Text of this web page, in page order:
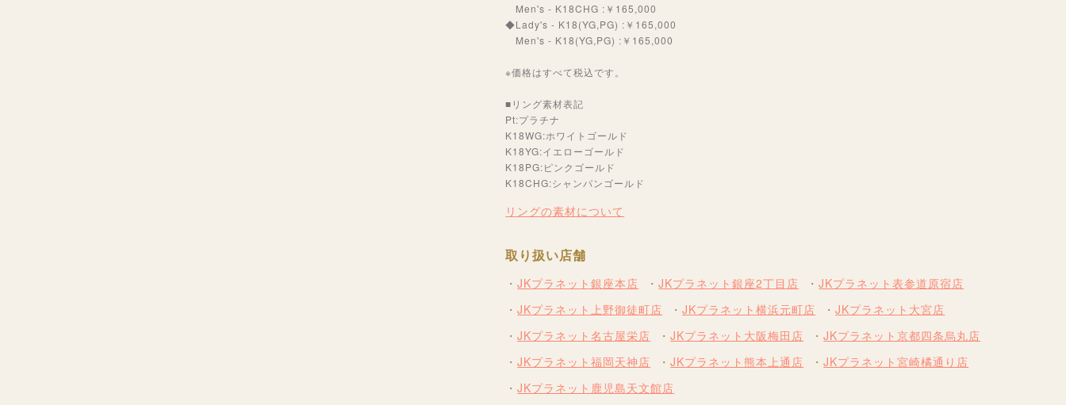
Men's - K18CHG :￥165,000
◆Lady's - K18(YG,PG) :￥165,000
Men's - K18(YG,PG) :￥165,000
※価格はすべて税込です。
■リング素材表記
Pt:プラチナ
K18WG:ホワイトゴールド
K18YG:イエローゴールド
K18PG:ピンクゴールド
K18CHG:シャンパンゴールド
リングの素材について
取り扱い店舗
JKプラネット銀座本店 JKプラネット銀座2丁目店
JKプラネット表参道原宿店
JKプラネット上野御徒町店
JKプラネット横浜元町店
JKプラネット大宮店
JKプラネット名古屋栄店
JKプラネット大阪梅田店
JKプラネット京都四条烏丸店
JKプラネット福岡天神店
JKプラネット熊本上通店
JKプラネット宮崎橘通り店
JKプラネット鹿児島天文館店